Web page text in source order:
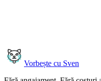
Vorbește cu Sven